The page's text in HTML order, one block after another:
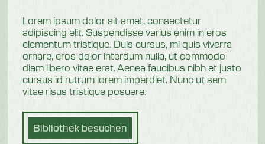
Lorem ipsum dolor sit amet, consectetur
adipiscing elit. Suspendisse varius enim in eros
elementum tristique. Duis cursus, mi quis viverra
ornare, eros dolor interdum nulla, ut commodo
diam libero vitae erat. Aenea faucibus nibh et justo
cursus id rutrum lorem imperdiet. Nunc ut sem
vitae risus tristique posuere.
Bibliothek besuchen